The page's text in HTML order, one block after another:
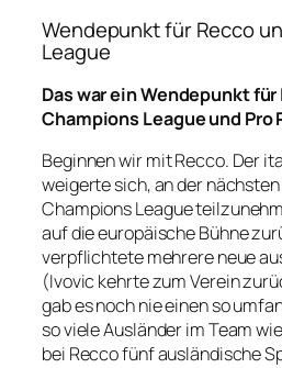
Wendepunkt für Recco
League
Das war ein Wendepunkt für
Champions League und Pro
Beginnen wir mit Recco. Der
weigerte sich, an der
Champions League
auf die europäische Bühne
verpflichtete mehrere neue
(Ivovic kehrte zum Verein
gab es noch nie einen so
so viele Ausländer im Team
bei Recco fünf ausländische